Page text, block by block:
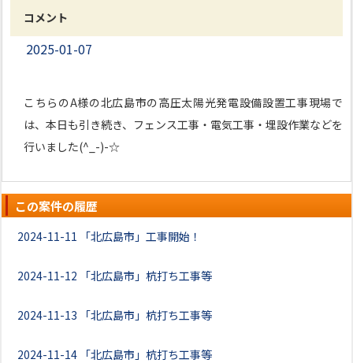
コメント
2025-01-07
こちらのA様の北広島市の高圧太陽光発電設備設置工事現場で
は、本日も引き続き、フェンス工事・電気工事・埋設作業などを
行いました(^_-)-☆
この案件の履歴
2024-11-11 「北広島市」工事開始！
2024-11-12 「北広島市」杭打ち工事等
2024-11-13 「北広島市」杭打ち工事等
2024-11-14 「北広島市」杭打ち工事等